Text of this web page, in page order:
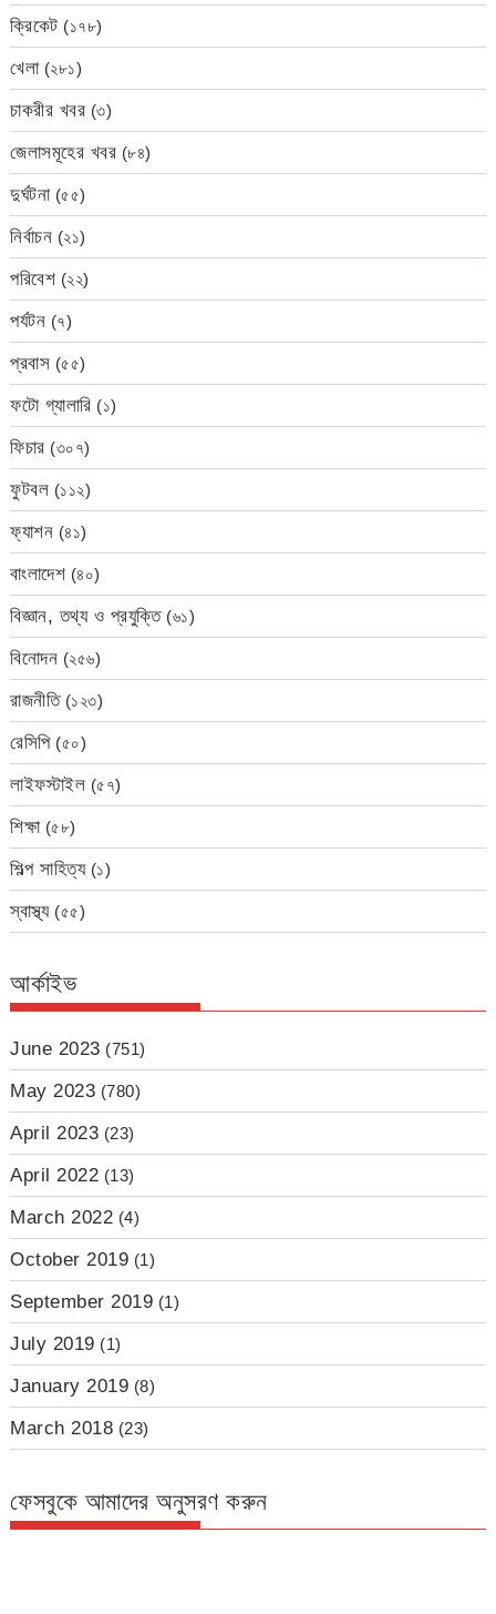
ক্রিকেট (১৭৮)
খেলা(২৮১)
চাকরীর খবর (৩)
জেলাসমূহের খবর (৮৪)
দুর্ঘটনা(৫৫)
নির্বাচন (২১)
পরিবেশ (২২)
পর্যটন (৭)
প্রবাস (৫৫)
ফটো গ্যালারি (১)
ফিচার (৩০৭)
ফুটবল (১১২)
ফ্যাশন (৪১)
বাংলাদেশ (৪০)
বিজ্ঞান, তথ্য ও প্রযুক্তি(৬১)
বিনোদন (২৫৬)
রাজনীতি(১২৩)
রেসিপি(৫০)
লাইফস্টাইল (৫৭)
শিক্ষা(৫৮)
শিল্প সাহিত্য(১)
স্বাস্থ্য(৫৫)
আর্কাইভ
June 2023 (751)
May 2023 (780)
April 2023 (23)
April 2022 (13)
March 2022 (4)
October 2019 (1)
September 2019 (1)
July 2019 (1)
January 2019 (8)
March 2018 (23)
ফেসবুকে আমাদের অনুসরণ করুন